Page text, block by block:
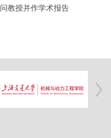
教授并作学术报告